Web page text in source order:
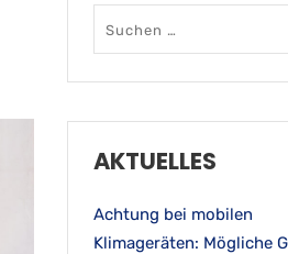
AKTUELLES
Achtung bei mobilen
Klimageräten: Mögliche